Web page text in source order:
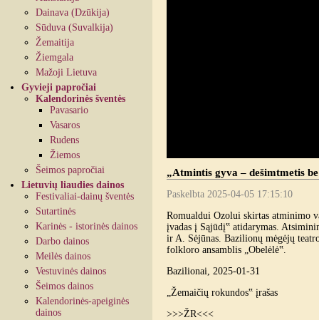
Dainava (Dzūkija)
Sūduva (Suvalkija)
Žemaitija
Žiemgala
Mažoji Lietuva
Gyvieji papročiai
Kalendorinės šventės
Pavasario
Vasaros
Rudens
Žiemos
Šeimos papročiai
Lietuvių liaudies dainos
Festivaliai-dainų šventės
Sutartinės
Karinės - istorinės dainos
Darbo dainos
Meilės dainos
Vestuvinės dainos
Šeimos dainos
Kalendorinės-apeiginės
dainos
„Atmintis gyva – dešimtmetis
Paskelbta 2025-04-05 17:15:10
Romualdui Ozolui skirtas atminimo
įvadas į Sąjūdį‟ atidarymas.
ir A. Sėjūnas. Bazilionų mėgėjų
folkloro ansamblis „Obelėlė‟.
Bazilionai, 2025-01-31
„Žemaičių rokundos‟ įrašas
>>>ŽR<<<